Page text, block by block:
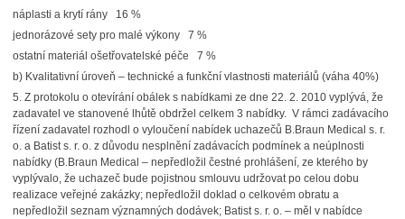
náplasti a krytí rány 16 %
jednorázové sety pro malé výkony 7 %
ostatní materiál ošetřovatelské péče 7 %
b) Kvalitativní úroveň – technické a funkční vlastnosti materiálů (váha 40%)
5. Z protokolu o otevírání obálek s nabídkami ze dne 22. 2. 2010 vyplývá, že
zadavatel ve stanovené lhůtě obdržel celkem 3 nabídky. V rámci zadávacího
řízení zadavatel rozhodl o vyloučení nabídek uchazečů B.Braun Medical s. r.
o. a Batist s. r. o. z důvodu nesplnění zadávacích podmínek a neúplnosti
nabídky (B.Braun Medical – nepředložil čestné prohlášení, ze kterého by
vyplývalo, že uchazeč bude pojistnou smlouvu udržovat po celou dobu
realizace veřejné zakázky; nepředložil doklad o celkovém obratu a
nepředložil seznam významných dodávek; Batist s. r. o. – měl v nabídce